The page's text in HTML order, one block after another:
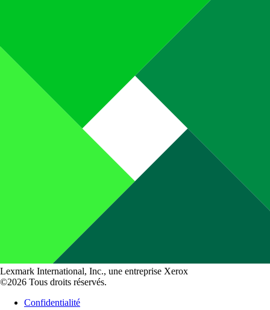
Lexmark International, Inc., une entreprise Xerox
©2026 Tous droits réservés.
Confidentialité